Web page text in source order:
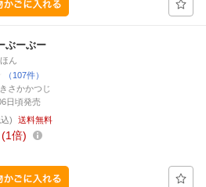
ぶーぶー
ん
（107件）
さかかつじ
日頃発売
) 送料無料
1倍